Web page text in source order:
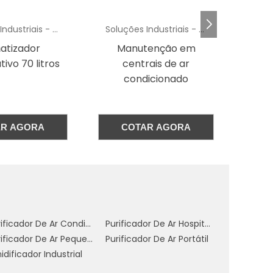
Manutenção em
centrais de ar
COTAR AGORA
Climatizador portátil
110v em minas gerais
COTAR AGORA
Purificador De Ar Condicionado
Purificador De Ar Hospitalar
Purificador De Ar Pequeno
Purificador De Ar Portátil
Industrial